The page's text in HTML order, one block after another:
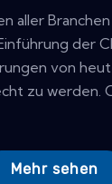
aller
der
von
zu werden.
Mehr sehen